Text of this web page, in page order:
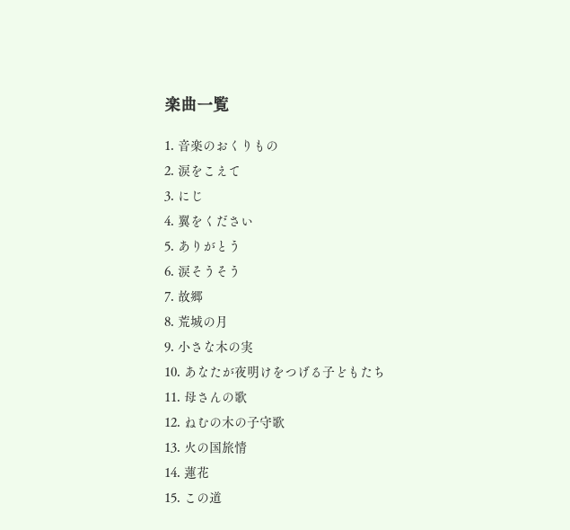
​楽曲一覧
1. 音楽のおくりもの
2. 涙をこえて
3. にじ
4. 翼をください
5. ありがとう
6. 涙そうそう
7. 故郷
8. 荒城の月
9. 小さな木の実
10. あなたが夜明けをつげる子どもたち
11. 母さんの歌
12. ねむの木の子守歌
13. 火の国旅情
14. 蓮花
15. この道